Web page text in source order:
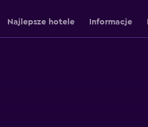
Najlepsze hotele Informacje